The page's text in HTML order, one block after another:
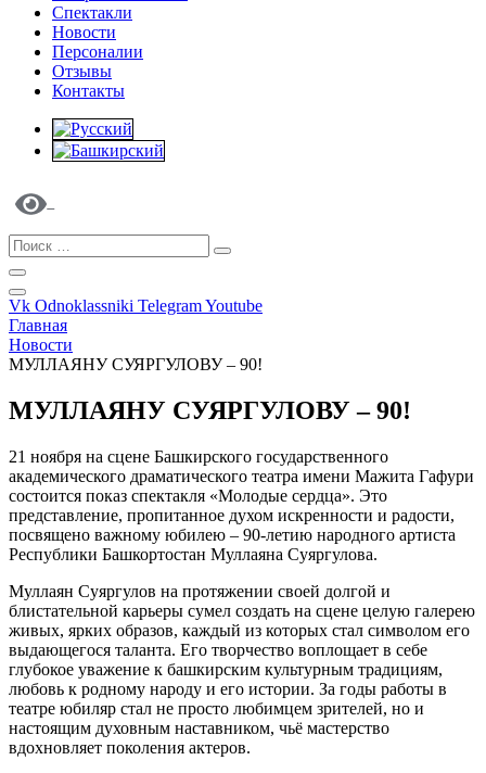
Спектакли
Новости
Персоналии
Отзывы
Контакты
Vk Odnoklassniki TelegramYoutube
Главная
Новости
МУЛЛАЯНУ СУЯРГУЛОВУ – 90!
МУЛЛАЯНУ СУЯРГУЛОВУ – 90!
21 ноября на сцене Башкирского государственного
академического драматического театра имени Мажита Гафури
состоится показ спектакля «Молодые сердца». Это
представление, пропитанное духом искренности и радости,
посвящено важному юбилею – 90-летию народного артиста
Республики Башкортостан Муллаяна Суяргулова.
Муллаян Суяргулов на протяжении своей долгой и
блистательной карьеры сумел создать на сцене целую галерею
живых, ярких образов, каждый из которых стал символом его
выдающегося таланта. Его творчество воплощает в себе
глубокое уважение к башкирским культурным традициям,
любовь к родному народу и его истории. За годы работы в
театре юбиляр стал не просто любимцем зрителей, но и
настоящим духовным наставником, чьё мастерство
вдохновляет поколения актеров.